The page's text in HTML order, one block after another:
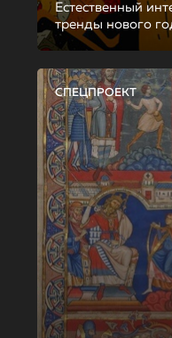
Естественный
тренды нового
СПЕЦПРОЕКТ